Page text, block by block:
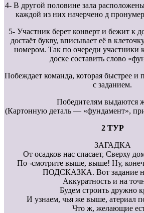
4- В другой половине зала
каждой из них начерчено д
5- Участник берет конверт и бежит к
достаёт букву, вписывает её в
номером. Так по очереди
доске составить слово
Побеждает команда, которая быстрее и
с заданием.
Победителям выдаются
(Картонную деталь — «фундамент»,
2 ТУР
ЗАГАДКА
От осадков нас спасает, Сверху
По¬смотрите выше, выше! Ну,
ПОДСКАЗКА. Вот задание
Аккуратность и на
Будем строить дружно
И узнаем, чья же выше, атериал
Что ж, желающие